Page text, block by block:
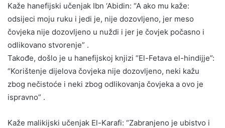
Kaže hanefijski učenjak Ibn ‘Abidin: “A ako mu kaže:
odsijeci moju ruku i jedi je, nije dozovljeno, jer meso
čovjeka nije dozovljeno u nuždi i jer je čovjek počasno i
odlikovano stvorenje” .
Takođe, došlo je u hanefijskoj knjizi “El-Fetava el-hindijje”:
“Korištenje dijelova čovjeka nije dozovljeno, neki kažu
zbog nečistoće i neki zbog odlikovanja čovjeka a ovo je
ispravno” .
Kaže malikijski učenjak El-Karafi: “Zabranjeno je ubistvo i